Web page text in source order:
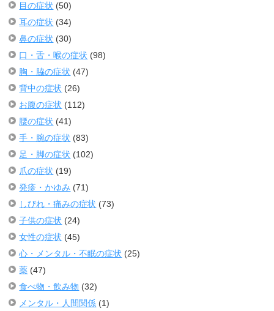
目の症状 (50)
耳の症状 (34)
鼻の症状 (30)
口・舌・喉の症状 (98)
胸・脇の症状 (47)
背中の症状 (26)
お腹の症状 (112)
腰の症状 (41)
手・腕の症状 (83)
足・脚の症状 (102)
爪の症状 (19)
発疹・かゆみ (71)
しびれ・痛みの症状 (73)
子供の症状 (24)
女性の症状 (45)
心・メンタル・不眠の症状 (25)
薬 (47)
食べ物・飲み物 (32)
メンタル・人間関係 (1)